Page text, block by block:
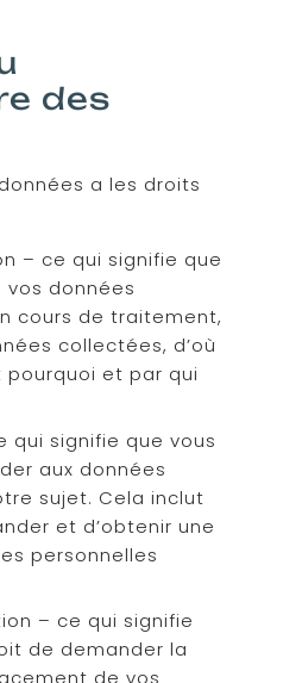
des
a les droits
– ce qui signifie que
vos données
cours de traitement,
collectées, d’où
et par qui
qui signifie que vous
aux données
sujet. Cela inclut
et d’obtenir une
personnelles
– ce qui signifie
de demander la
de vos